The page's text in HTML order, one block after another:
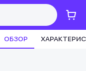
ОБЗОР